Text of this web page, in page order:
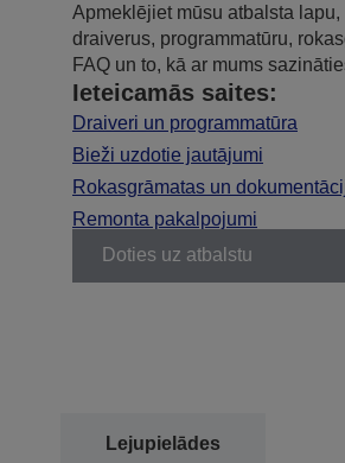
Apmeklējiet mūsu atbalsta lapu,
draiverus, programmatūru,
FAQ un to, kā ar mums
Ieteicamās saites:
Draiveri un programmatūra
Bieži uzdotie jautājumi
Rokasgrāmatas un
Remonta pakalpojumi
Doties uz atbalstu
Lejupielādes